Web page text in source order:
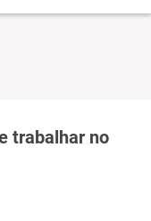
trabalhar no